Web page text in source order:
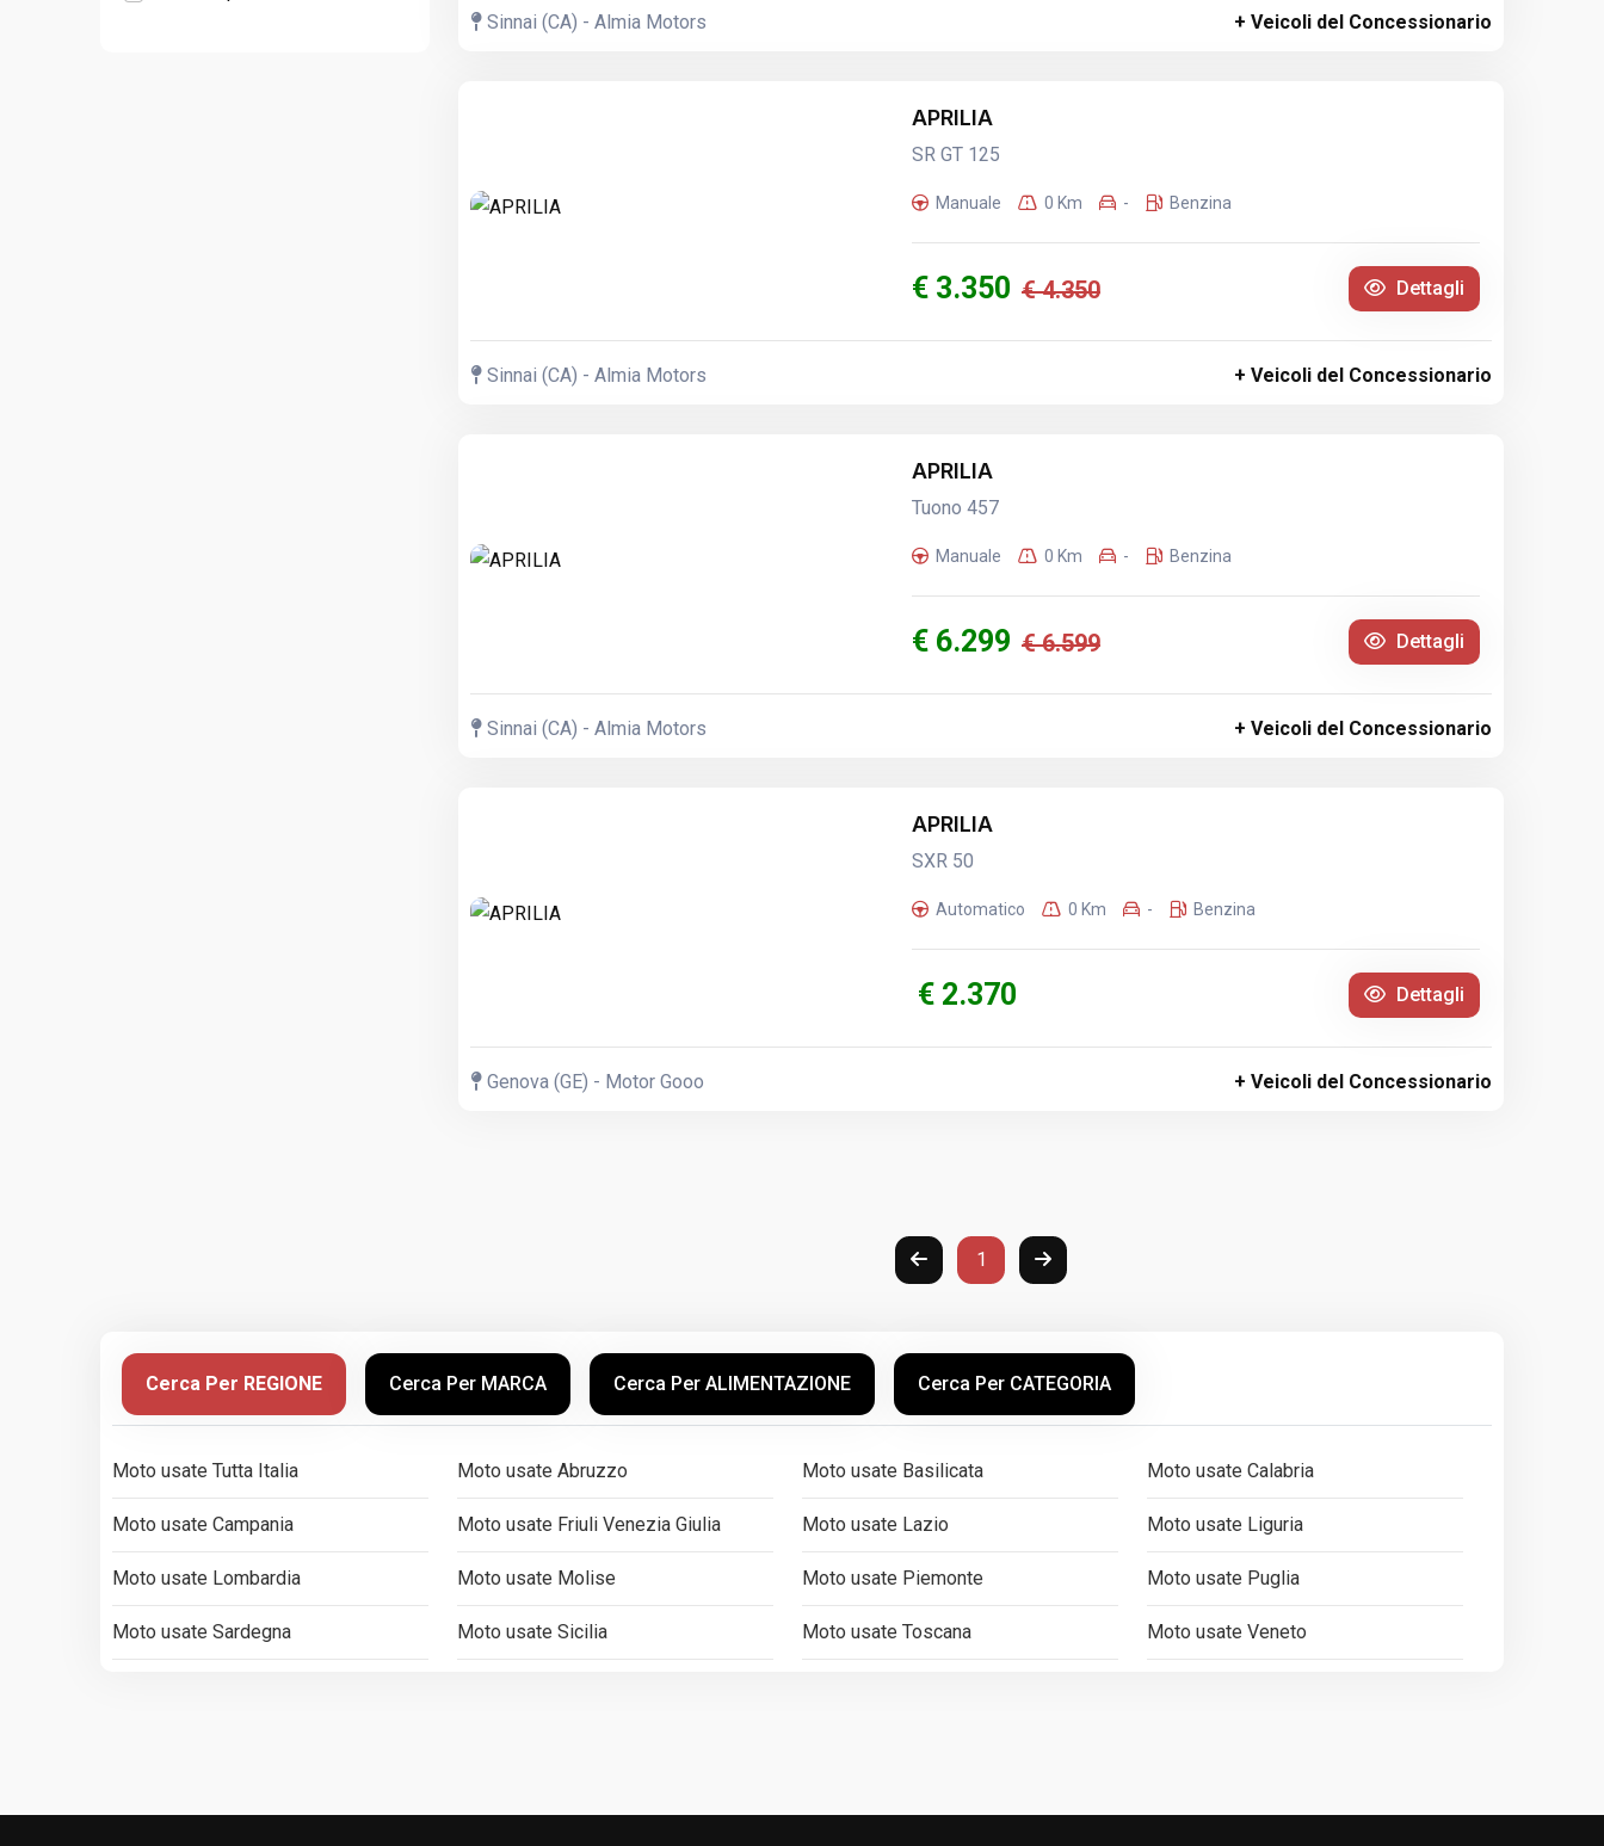
Sinnai (CA) - Almia Motors + Veicoli del Concessionario
APRILIA
SR GT 125
Manuale 0 Km - Benzina
€ 3.350 € 4.350 Dettagli
Sinnai (CA) - Almia Motors + Veicoli del Concessionario
APRILIA
Tuono 457
Manuale 0 Km - Benzina
€ 6.299 € 6.599 Dettagli
Sinnai (CA) - Almia Motors + Veicoli del Concessionario
APRILIA
SXR 50
Automatico 0 Km - Benzina
€ 2.370 Dettagli
Genova (GE) - Motor Gooo + Veicoli del Concessionario
1
Cerca Per REGIONE Cerca Per MARCA Cerca Per ALIMENTAZIONE Cerca Per CATEGORIA
Moto usate Tutta Italia Moto usate Abruzzo Moto usate Basilicata Moto usate Calabria
Moto usate Campania Moto usate Friuli Venezia Giulia Moto usate Lazio Moto usate Liguria
Moto usate Lombardia Moto usate Molise Moto usate Piemonte Moto usate Puglia
Moto usate Sardegna Moto usate Sicilia Moto usate Toscana Moto usate Veneto